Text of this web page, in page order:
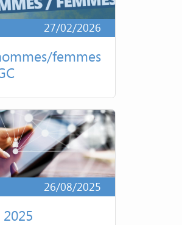
27/02/2026
femmes
26/08/2025